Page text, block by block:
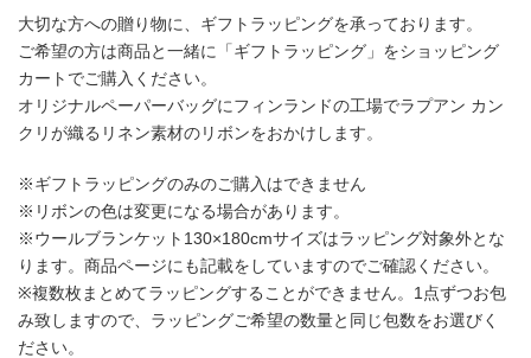
大切な方への贈り物に、ギフトラッピングを承っております。
ご希望の方は商品と一緒に「ギフトラッピング」をショッピング
カートでご購入ください。
オリジナルペーパーバッグにフィンランドの工場でラプアン カン
クリが織るリネン素材のリボンをおかけします。
※ギフトラッピングのみのご購入はできません
※リボンの色は変更になる場合があります。
※ウールブランケット130×180cmサイズはラッピング対象外とな
ります。商品ページにも記載をしていますのでご確認ください。
※複数枚まとめてラッピングすることができません。1点ずつお包
み致しますので、ラッピングご希望の数量と同じ包数をお選びく
ださい。